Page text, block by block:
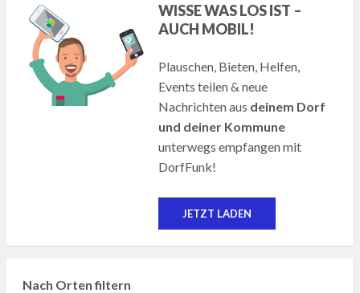
WISSE WAS LOS IST –
AUCH MOBIL!
Plauschen, Bieten, Helfen,
Events teilen & neue
Nachrichten aus deinem Dorf
und deiner Kommune
unterwegs empfangen mit
DorfFunk!
JETZT LADEN
Nach Orten filtern